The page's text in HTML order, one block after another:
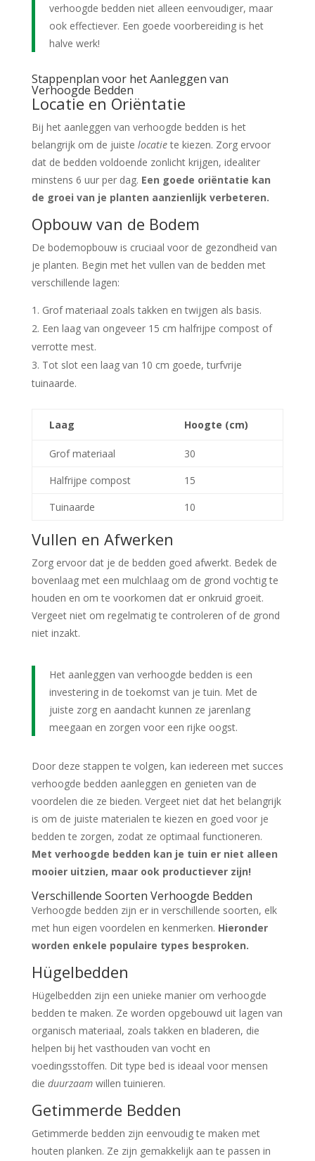
verhoogde bedden niet alleen eenvoudiger, maar
ook effectiever. Een goede voorbereiding is het
halve werk!
Stappenplan voor het Aanleggen van
Verhoogde Bedden
Locatie en Oriëntatie
Bij het aanleggen van verhoogde bedden is het
belangrijk om de juiste locatiete kiezen. Zorg ervoor
dat de bedden voldoende zonlicht krijgen, idealiter
minstens 6 uur per dag. Een goede oriëntatie kan
de groei van je planten aanzienlijk verbeteren.
Opbouw van de Bodem
De bodemopbouw is cruciaal voor de gezondheid van
je planten. Begin met het vullen van de bedden met
verschillende lagen:
Grof materiaal zoals takken en twijgen als basis.
Een laag van ongeveer 15 cm halfrijpe compost of
verrotte mest.
Tot slot een laag van 10 cm goede, turfvrije
tuinaarde.
Laag Hoogte (cm)
Grof materiaal
30
Halfrijpe compost
15
Tuinaarde
10
Vullen en Afwerken
Zorg ervoor dat je de bedden goed afwerkt. Bedek de
bovenlaag met een mulchlaag om de grond vochtig te
houden en om te voorkomen dat er onkruid groeit.
Vergeet niet om regelmatig te controleren of de grond
niet inzakt.
Het aanleggen van verhoogde bedden is een
investering in de toekomst van je tuin. Met de
juiste zorg en aandacht kunnen ze jarenlang
meegaan en zorgen voor een rijke oogst.
Door deze stappen te volgen, kan iedereen met succes
verhoogde bedden aanleggen en genieten van de
voordelen die ze bieden. Vergeet niet dat het belangrijk
is om de juiste materialen te kiezen en goed voor je
bedden te zorgen, zodat ze optimaal functioneren.
Met verhoogde bedden kan je tuin er niet alleen
mooier uitzien, maar ook productiever zijn!
Verschillende Soorten Verhoogde Bedden
Verhoogde bedden zijn er in verschillende soorten, elk
met hun eigen voordelen en kenmerken. Hieronder
worden enkele populaire types besproken.
Hügelbedden
Hügelbedden zijn een unieke manier om verhoogde
bedden te maken. Ze worden opgebouwd uit lagen van
organisch materiaal, zoals takken en bladeren, die
helpen bij het vasthouden van vocht en
voedingsstoffen. Dit type bed is ideaal voor mensen
die duurzaamwillen tuinieren.
Getimmerde Bedden
Getimmerde bedden zijn eenvoudig te maken met
houten planken. Ze zijn gemakkelijk aan te passen in